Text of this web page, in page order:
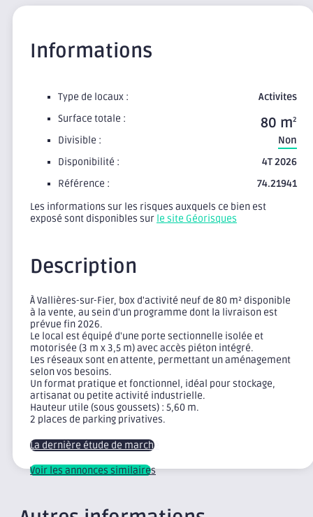
Informations
Type de locaux :
Activites
Surface totale :
80 m2
Divisible :
Non
Disponibilité :
4T 2026
Référence :
74.21941
Les informations sur les risques auxquels ce bien est
exposé sont disponibles sur le site Géorisques
Description
À Vallières-sur-Fier, box d'activité neuf de 80 m² disponible
à la vente, au sein d'un programme dont la livraison est
prévue fin 2026.
Le local est équipé d'une porte sectionnelle isolée et
motorisée (3 m x 3,5 m) avec accès piéton intégré.
Les réseaux sont en attente, permettant un aménagement
selon vos besoins.
Un format pratique et fonctionnel, idéal pour stockage,
artisanat ou petite activité industrielle.
Hauteur utile (sous goussets) : 5,60 m.
2 places de parking privatives.
La dernière étude de marché
Voir les annonces similaires